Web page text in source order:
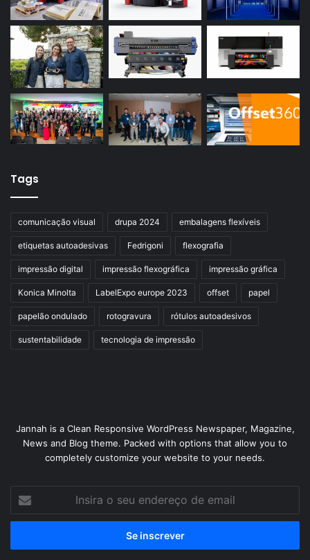
Tags
comunicação visual drupa 2024 embalagens flexíveis
etiquetas autoadesivas Fedrigoni flexografia
impressão digital impressão flexográfica impressão gráfica
Konica Minolta LabelExpo europe 2023 offset papel
papelão ondulado rotogravura rótulos autoadesivos
sustentabilidade tecnologia de impressão
Jannah is a Clean Responsive WordPress Newspaper, Magazine,
News and Blog theme. Packed with options that allow you to
completely customize your website to your needs.
seu
de